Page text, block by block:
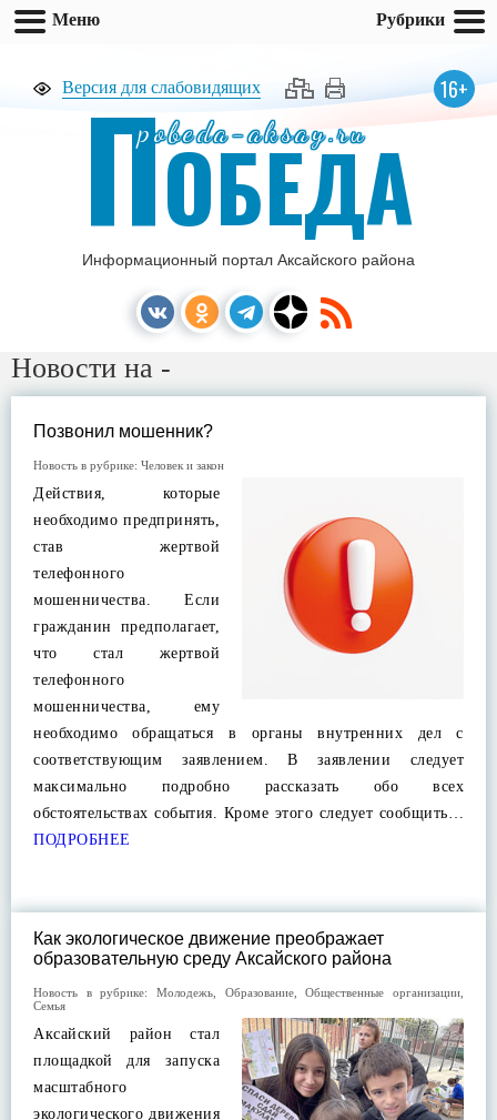
Версия для слабовидящих 16+
pobeda-aksay.ru
ПОБЕДА
Информационный портал Аксайского района
Новости на -
Позвонил мошенник?
Новость в рубрике: Человек и закон
Действия, которые
необходимо предпринять,
став жертвой
телефонного
мошенничества. Если
гражданин предполагает,
что стал жертвой
телефонного
мошенничества, ему
необходимо обращаться в органы внутренних дел с
соответствующим заявлением. В заявлении следует
максимально подробно рассказать обо всех
обстоятельствах события. Кроме этого следует сообщить…
ПОДРОБНЕЕ
Как экологическое движение преображает
образовательную среду Аксайского района
Новость в рубрике: Молодежь Образование,Общественные организации
Семья
Аксайский район стал
площадкой для запуска
масштабного
экологического движения
Меню Рубрики